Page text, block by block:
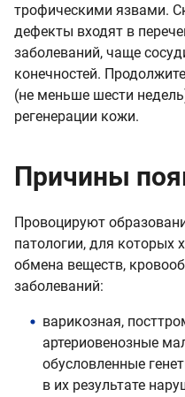
трофическими язвами.
дефекты входят в
заболеваний, чаще
конечностей.
(не меньше шести
регенерации кожи.
Причины
Провоцируют
патологии, для которых
обмена веществ,
заболеваний:
варикозная,
артериовенозные
обусловленные
в их результате